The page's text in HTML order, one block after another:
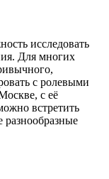
исследовать
Для многих
с ролевыми
с её
встретить
разнообразные